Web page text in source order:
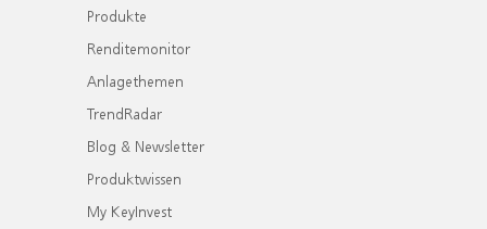
Produkte
Renditemonitor
Anlagethemen
TrendRadar
Blog & Newsletter
Produktwissen
My KeyInvest